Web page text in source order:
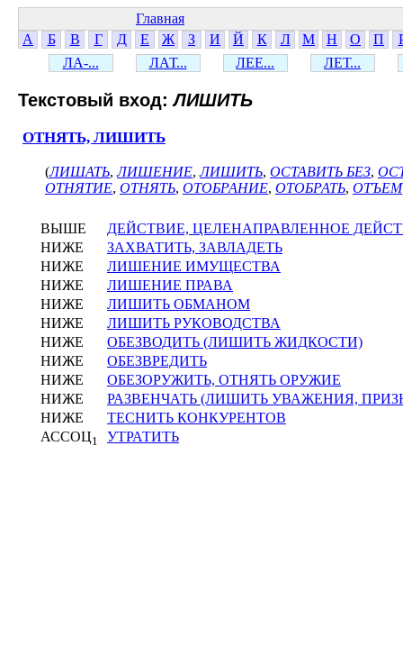
Главная
А
Б В Г Д Е Ж З И Й К Л М Н О П
ЛА-...
ЛАТ... ЛЕЕ... ЛЕТ...
Текстовый вход:ЛИШИТЬ
ОТНЯТЬ, ЛИШИТЬ
(ЛИШАТЬ,ЛИШЕНИЕ,ЛИШИТЬ, ОСТАВИТЬ БЕЗ,
ОТНЯТИЕ, ОТНЯТЬ, ОТОБРАНИЕ, ОТОБРАТЬ, ОТЪЕМ
ВЫШЕ
ДЕЙСТВИЕ, ЦЕЛЕНАПРАВЛЕННОЕ
НИЖЕ
ЗАХВАТИТЬ, ЗАВЛАДЕТЬ
НИЖЕ
ЛИШЕНИЕ ИМУЩЕСТВА
НИЖЕ
ЛИШЕНИЕ ПРАВА
НИЖЕ
ЛИШИТЬ ОБМАНОМ
НИЖЕ
ЛИШИТЬ РУКОВОДСТВА
НИЖЕ
ОБЕЗВОДИТЬ (ЛИШИТЬ ЖИДКОСТИ)
НИЖЕ
ОБЕЗВРЕДИТЬ
НИЖЕ
ОБЕЗОРУЖИТЬ, ОТНЯТЬ ОРУЖИЕ
НИЖЕ
РАЗВЕНЧАТЬ (ЛИШИТЬ УВАЖЕНИЯ,
НИЖЕ
ТЕСНИТЬ КОНКУРЕНТОВ
АССОЦ1 УТРАТИТЬ